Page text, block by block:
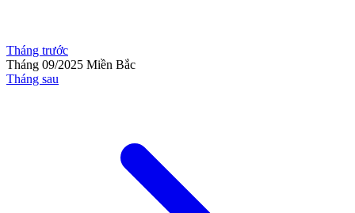
Tháng trước
Tháng 09/2025 Miền Bắc
Tháng sau